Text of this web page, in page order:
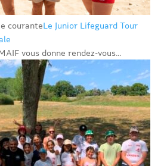
couranteLe Junior Lifeguard Tour
vous donne rendez-vous...